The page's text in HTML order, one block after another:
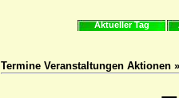
Aktueller Tag
Termine Veranstaltungen Aktionen